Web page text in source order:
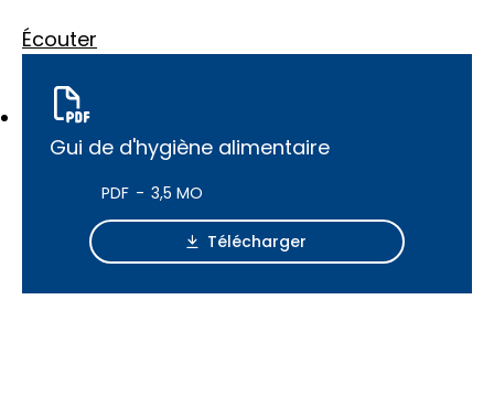
Écouter
Gui de d'hygiène alimentaire
PDF 3,5 MO
Télécharger